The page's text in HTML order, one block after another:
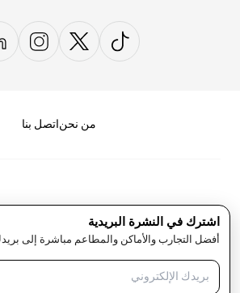
من نحن اتصل بنا
سياسة الخصوصية
الأحكام
حقوق النشر لمجلة LIST كل الحقوق محفوظة
اشترك في النشرة البريدية
أفضل التجارب والأماكن والمطاعم مباشرة إلى